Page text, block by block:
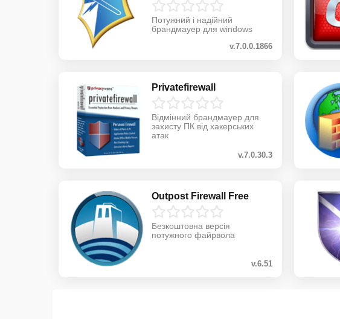
Потужний і надійний
брандмауер для windows
v.7.0.0.1866
Privatefirewall
Відмінний брандмауер для
захисту ПК від хакерських
атак
v.7.0.30.3
Outpost Firewall Free
Безкоштовна версія
потужного файрвола
v.6.51